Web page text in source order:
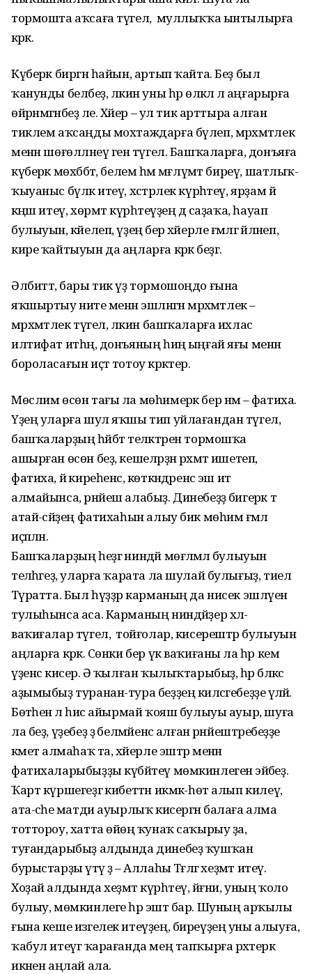
тормошта аҡсаға түгел, ә муллыҡҡа ынтылырға
кәрәк.
Күберәк биргән һайын, артып ҡайта. Беҙ был
ҡанунды беләбеҙ, ләкин уны һәр өлкәлә лә аңғарырға
өйрәнмәгәнбеҙ әле. Хәйер – ул тик арттыра алған
тиклем аҡсаңды мохтаждарға бүлеп, мәрхәмәтлек
менән шөғөлләнеү генә түгел. Башҡаларға, донъяға
күберәк мөхәббәт, белем һәм мәғлүмәт биреү, шатлыҡ-
ҡыуаныс бүләк итеү, хәстәрлек күрһәтеү, ярҙам йә
кәңәш итеү, хөрмәт күрһәтеүҙең дә саҙаҡа, һауап
булыуын, кәйелеп, үҙеңә бер хәйерле ғәмәлгә әйләнеп,
кире ҡайтыуын да аңларға кәрәк беҙгә.
Әлбиттә, бары тик үҙ тормошоңдо ғына
яҡшыртыу ниәте менән эшләнгән мәрхәмәтлек –
мәрхәмәтлек түгел, ләкин башҡаларға ихлас
илтифат итһәң, донъяның һиңә ыңғай яғы менән
бороласағын иҫтә тотоу кәрәктер.
Мөслим өсөн тағы ла мөһимерәк бер нәмә – фатиха.
Үҙең уларға шул яҡшы тип уйлағандан түгел, ә
башҡаларҙың һәйбәт теләктәрен тормошҡа
ашырған өсөн беҙ, кешеләрҙән рәхмәт ишетеп,
фатиха, йә киреһенсә, көткәндәренсә эш итә
алмайынса, рәнйеш алабыҙ. Динебеҙҙә бигерәк тә
атай-әсәйҙең фатихаһын алыу бик мөһим ғәмәл
иҫәпләнә.
Башҡаларҙың һеҙгә ниндәй мөғәләмәлә булыуын
теләһәгеҙ, уларға ҡарата ла шулай булығыҙ, тиелә
Тәүратта. Был һүҙҙәр карманың да нисек эшләүен
тулыһынса аса. Карманың ниндәйҙер хәл-
ваҡиғалар түгел, ә тойғолар, кисерештәр булыуын
аңларға кәрәк. Сөнки бер үк ваҡиғаны ла һәр кем
үҙенсә кисерә. Ә ҡылған ҡылыҡтарыбыҙ, һәр бәләкәс
аҙымыбыҙ туранан-тура беҙҙең киләсәгебеҙҙе әүәләй.
Бөтәһенә лә һис айырмай ҡояш булыуы ауыр, шуға
ла беҙ, үҙебеҙ ҙә белмәйенсә алған рәнйештәребеҙҙе
кәметә алмаһаҡ та, хәйерле эштәр менән
фатихаларыбыҙҙы күбәйтеү мөмкинлегенә эйәбеҙ.
Ҡарт күршегеҙгә кибеттән икмәк-һөт алып килеү,
ата-әсәһе матди ауырлыҡ кисергән балаға алма
тоттороу, хатта өйөңә ҡунаҡ саҡырыу ҙа,
туғандарыбыҙ алдында динебеҙ ҡушҡан
бурыстарҙы үтәү ҙә – Аллаһы Тәғәләгә хеҙмәт итеү.
Хоҙай алдында хеҙмәт күрһәтеү, йәғни, уның ҡоло
булыу, мөмкинлеге һәр эштә бар. Шуның арҡылы
ғына кеше изгелек итеүҙең, биреүҙең уны алыуға,
ҡабул итеүгә ҡарағанда мең тапҡырға рәхәтерәк
икәнен аңлай ала.